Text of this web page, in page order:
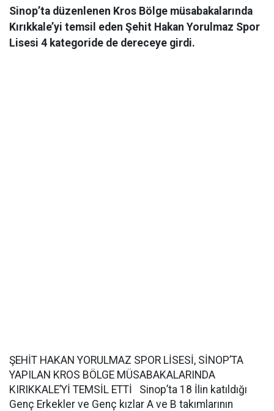
Sinop’ta düzenlenen Kros Bölge müsabakalarında
Kırıkkale’yi temsil eden Şehit Hakan Yorulmaz Spor
Lisesi 4 kategoride de dereceye girdi.
ŞEHİT HAKAN YORULMAZ SPOR LİSESİ, SİNOP’TA
YAPILAN KROS BÖLGE MÜSABAKALARINDA
KIRIKKALE’Yİ TEMSİL ETTİ Sinop’ta 18 İlin katıldığı
Genç Erkekler ve Genç kızlar A ve B takımlarının